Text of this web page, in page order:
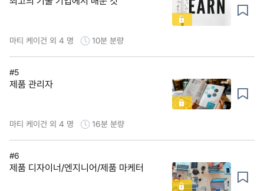
마티 케이건 외 4 명 10분 분량
#5
제품 관리자
마티 케이건 외 4 명 16분 분량
#6
제품 디자이너/엔지니어/제품 마케터